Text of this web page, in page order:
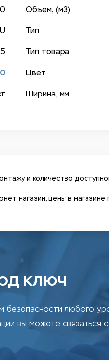
Объем, (м3)
Тип
Тип товара
Цвет
Ширина, мм
и количество
магазин, цены в магазине
ключ
любого
вы можете связаться